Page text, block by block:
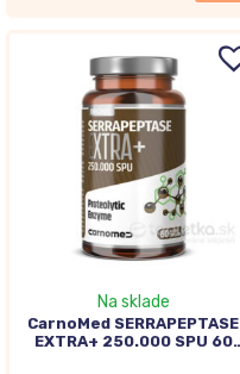
Na sklade
CarnoMed SERRAPEPTASE
EXTRA+ 250.000 SPU 60